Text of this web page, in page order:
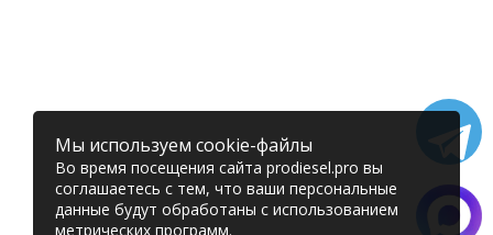
Мы используем cookie-файлы
Во время посещения сайта prodiesel.pro вы
соглашаетесь с тем, что ваши персональные
данные будут обработаны с использованием
метрических программ.